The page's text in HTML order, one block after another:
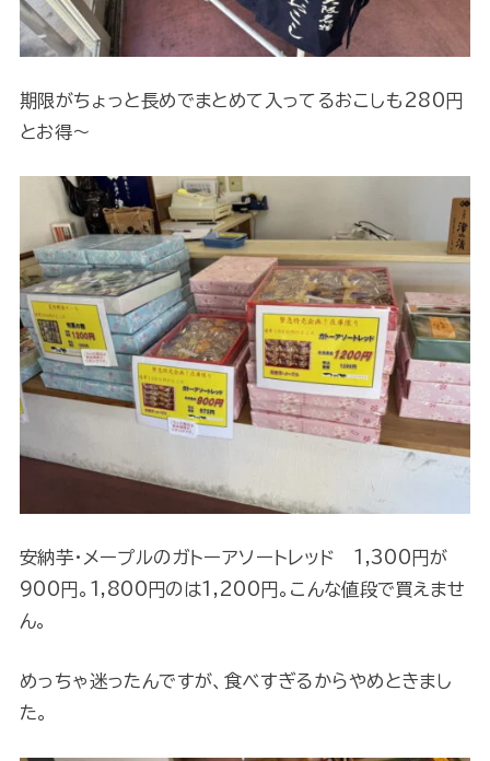
期限がちょっと長めでまとめて入ってるおこしも280円
とお得～
安納芋・メープルのガトーアソートレッド 1,300円が
900円。1,800円のは1,200円。こんな値段で買えませ
ん。
めっちゃ迷ったんですが、食べすぎるからやめときまし
た。